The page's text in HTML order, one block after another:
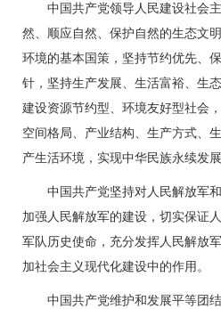
中国共产党领导人民建设社会主
然、顺应自然、保护自然的生态文
环境的基本国策，坚持节约优先、
针，坚持生产发展、生活富裕、生
建设资源节约型、环境友好型社会
空间格局、产业结构、生产方式、
产生活环境，实现中华民族永续发展
中国共产党坚持对人民解放军和
加强人民解放军的建设，切实保证
军队历史使命，充分发挥人民解放
加社会主义现代化建设中的作用。
中国共产党维护和发展平等团结